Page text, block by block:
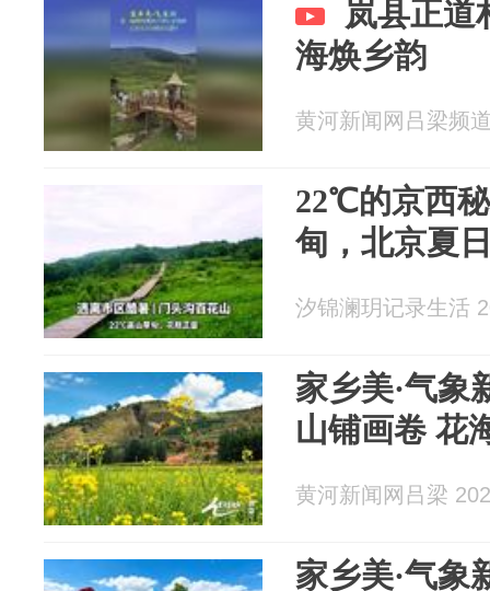
岚县正道
海焕乡韵
黄河新闻网吕梁频
22℃的京西
甸，北京夏
汐锦澜玥记录生活
家乡美·气象
山铺画卷 花
黄河新闻网吕梁
家乡美·气象